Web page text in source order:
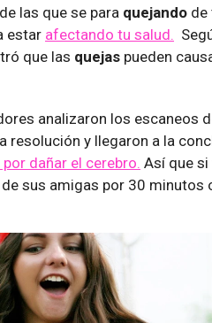
las que se para quejando de
estar afectando tu salud.
que las quejas pueden
analizaron los escaneos
resolución y llegaron a la
dañar el cerebro. Así que
de sus amigas por 30 minutos